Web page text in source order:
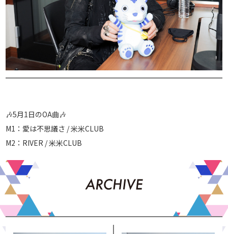
🎶5月1日のOA曲🎶
M1：愛は不思議さ / 米米CLUB
M2：RIVER / 米米CLUB